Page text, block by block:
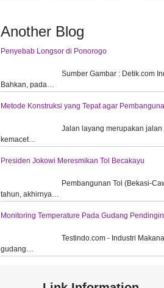
Another Blog
Penyebab Longsor di Ponorogo
Sumber Gambar : Detik.com
Bahkan, pada…
Metode Konstruksi yang Tepat agar
Jalan layang merupakan
kemacet…
Presiden Jokowi Meresmikan Tol Becakayu
Pembangunan Tol (Bekasi-
tahun, akhirnya…
Monitoring Temperature Pada Gudang
Testindo.com - Industri
gudang…